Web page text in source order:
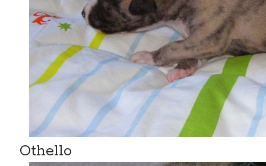
Othello